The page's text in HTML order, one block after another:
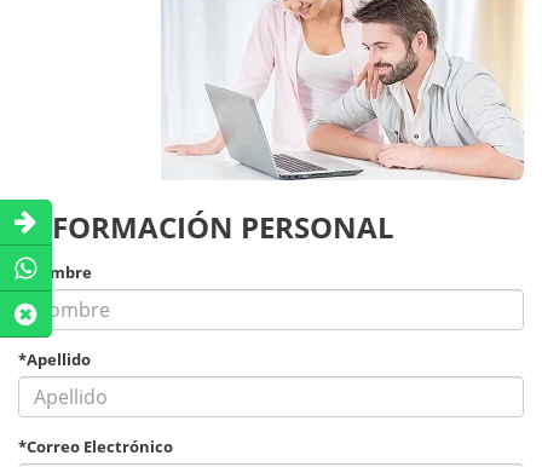
INFORMACIÓN PERSONAL
*Nombre
*Apellido
*Correo Electrónico